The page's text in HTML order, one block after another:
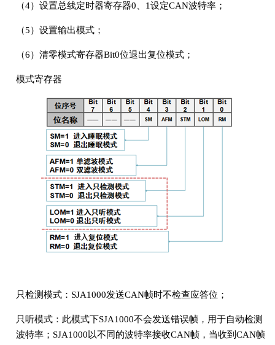
（4）设置总线定时器寄存器0、1设定CAN波特率；
（5）设置输出模式；
（6）清零模式寄存器Bit0位退出复位模式；
模式寄存器
只检测模式：SJA1000发送CAN帧时不检查应答位；
只听模式：此模式下SJA1000不会发送错误帧，用于自动检测
波特率；SJA1000以不同的波特率接收CAN帧，当收到CAN帧